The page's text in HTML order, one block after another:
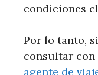
condiciones
Por lo tanto,
consultar
agente de